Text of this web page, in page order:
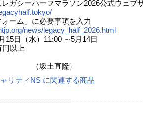
ガシーハーフマラソン2026公式ウェブ
ーム」に必要事項を入力
news/legacy_half_2026.html
15日（水）11:00 ～5月14日
円以上
直隆）
リティNS に関連する商品